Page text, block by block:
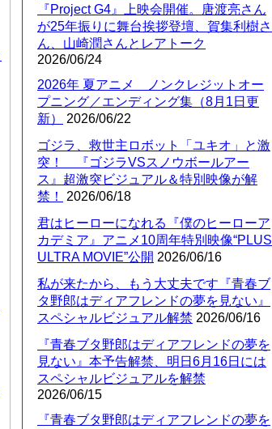
『Project G4』上映会開催。唐渡亮さん
が25年振りに舞台挨拶登壇、賀集利樹さ
ん、山崎潤さんとレアトーク
2026/06/24
2026年 夏アニメ ノンクレジットオー
プニング／エンディング集（8月1日更
新）
2026/06/22
ゴジラ、救世主ロボット「ユキオ」と激
突！ 『ゴジラVSスノウボールアー
ス』超激突ビジュアル＆特別映像が解
禁！
2026/06/18
君はヒーローになれる『僕のヒーローア
カデミア』アニメ10周年特別映像“PLUS
ULTRA MOVIE”公開 2026/06/16
私が来たから、もう大丈夫です『青春ブ
タ野郎はディアフレンドの夢を見ない』
スペシャルビジュアル解禁 2026/06/16
『青春ブタ野郎はディアフレンドの夢を
見ない』本予告解禁、明日6月16日には
スペシャルビジュアルを解禁
2026/06/15
『青春ブタ野郎はディアフレンドの夢を